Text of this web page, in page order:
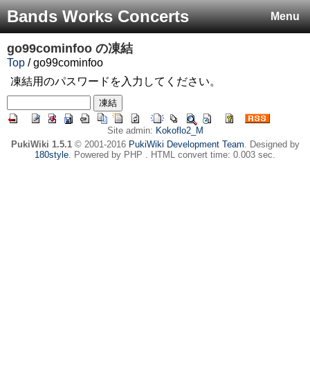
Menu
Bands Works Concerts
go99cominfoo の凍結
Top / go99cominfoo
凍結用のパスワードを入力してください。
Site admin: Kokoflo2_M
PukiWiki 1.5.1© 2001-2016 PukiWiki Development Team. Designed by
180style. Powered by PHP . HTML convert time: 0.003 sec.